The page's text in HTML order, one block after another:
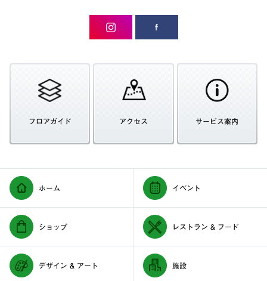
フロアガイド アクセス サービス案内
ホーム イベント
ショップ レストラン & フード
デザイン & アート 施設